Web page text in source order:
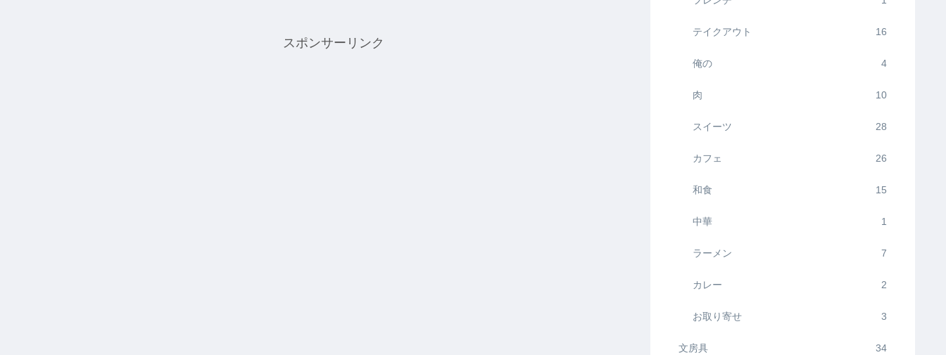
スポンサーリンク
テイクアウト 16
俺の 4
肉 10
スイーツ 28
カフェ 26
和食 15
中華 1
ラーメン 7
カレー 2
お取り寄せ 3
文房具 34